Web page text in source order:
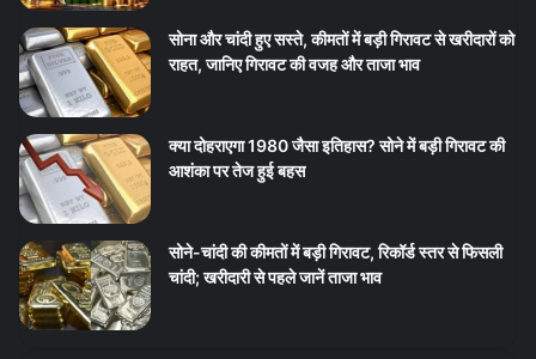
सोना और चांदी हुए सस्ते, कीमतों में बड़ी गिरावट से खरीदारों को
राहत, जानिए गिरावट की वजह और ताजा भाव
क्या दोहराएगा 1980 जैसा इतिहास? सोने में बड़ी गिरावट की
आशंका पर तेज हुई बहस
सोने-चांदी की कीमतों में बड़ी गिरावट, रिकॉर्ड स्तर से फिसली
चांदी; खरीदारी से पहले जानें ताजा भाव